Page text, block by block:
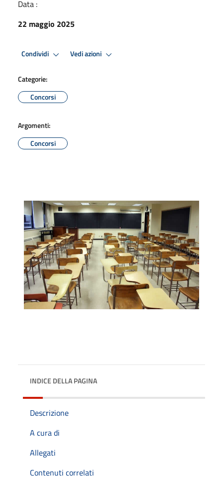
Data :
22 maggio 2025
Condividi Vedi azioni
Categorie:
Concorsi
Argomenti:
Concorsi
INDICE DELLA PAGINA
Descrizione
A cura di
Allegati
Contenuti correlati